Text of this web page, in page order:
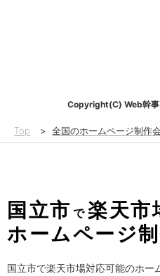
Copyright(C) Web幹
Top > 全国のホームページ制作
国立市 で 楽天市
ホームページ
国立市で楽天市場対応可能のホー